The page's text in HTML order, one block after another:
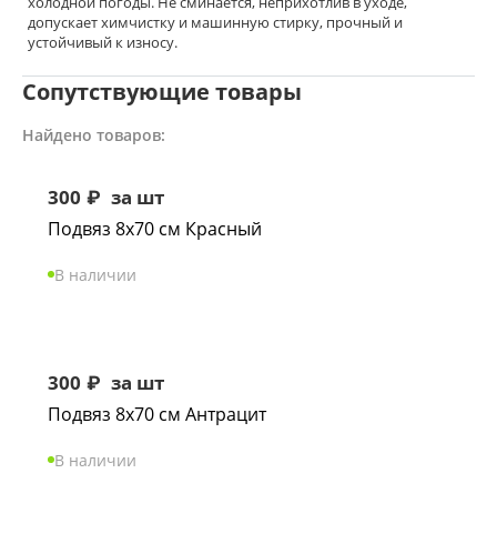
допускает химчистку и машинную стирку, прочный и
устойчивый к износу.
Сопутствующие товары
Найдено товаров:
300 ₽ за шт
Подвяз 8х70 см Красный
В наличии
300 ₽ за шт
Подвяз 8х70 см Антрацит
В наличии